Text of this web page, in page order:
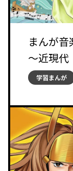
まんが
～近現代
学習まんが